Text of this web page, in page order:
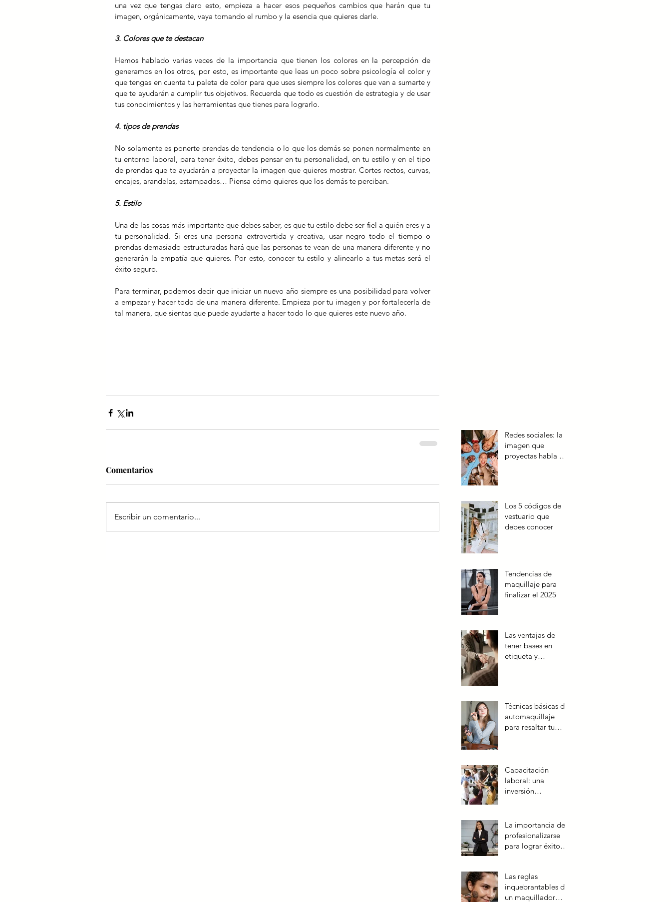
una vez que tengas claro esto, empieza a hacer esos pequeños cambios que harán que tu
imagen, orgánicamente, vaya tomando el rumbo y la esencia que quieres darle.
3. Colores que te destacan
Hemos hablado varias veces de la importancia que tienen los colores en la percepción de
generamos en los otros, por esto, es importante que leas un poco sobre psicología el color y
que tengas en cuenta tu paleta de color para que uses siempre los colores que van a sumarte y
que te ayudarán a cumplir tus objetivos. Recuerda que todo es cuestión de estrategia y de usar
tus conocimientos y las herramientas que tienes para lograrlo.
4. tipos de prendas
No solamente es ponerte prendas de tendencia o lo que los demás se ponen normalmente en
tu entorno laboral, para tener éxito, debes pensar en tu personalidad, en tu estilo y en el tipo
de prendas que te ayudarán a proyectar la imagen que quieres mostrar. Cortes rectos, curvas,
encajes, arandelas, estampados… Piensa cómo quieres que los demás te perciban.
5. Estilo
Una de las cosas más importante que debes saber, es que tu estilo debe ser fiel a quién eres y a
tu personalidad. Si eres una persona extrovertida y creativa, usar negro todo el tiempo o
prendas demasiado estructuradas hará que las personas te vean de una manera diferente y no
generarán la empatía que quieres. Por esto, conocer tu estilo y alinearlo a tus metas será el
éxito seguro.
Para terminar, podemos decir que iniciar un nuevo año siempre es una posibilidad para volver
a empezar y hacer todo de una manera diferente. Empieza por tu imagen y por fortalecerla de
tal manera, que sientas que puede ayudarte a hacer todo lo que quieres este nuevo año.
Comentarios
Escribir un comentario...
Redes sociales: la
imagen que
proyectas habla de
Los 5 códigos de
vestuario que
debes conocer
Tendencias de
maquillaje para
finalizar el 2025
Las ventajas de
tener bases en
etiqueta y
Técnicas básicas de
automaquillaje
para resaltar tu
Capacitación
laboral: una
inversión
empresas
La importancia de
profesionalizarse
para lograr éxito
Las reglas
inquebrantables de
un maquillador